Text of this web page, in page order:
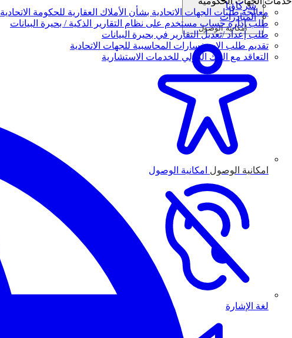
معالجة طلبات الجهات الاتحادية بشأن الأملاك العقارية للحكومة الاتحادية
طلب إدارة حساب مستخدم على نظام التقارير الذكية / بحيرة البيانات
طلب إعداد /تعديل التقارير في بحيرة البيانات
تقديم طلب الاستفسارات المحاسبية للجهات الاتحادية
التعاقد مع البنك الدولي للخدمات الاستشارية
شركاؤنا
المبادرات
امكانية الوصول
امكانية الوصول امكانية الوصول
لغة الإشارة